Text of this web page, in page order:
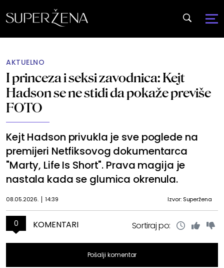
AKTUELNO
I princeza i seksi zavodnica: Kejt
Hadson se ne stidi da pokaže previše
FOTO
Kejt Hadson privukla je sve poglede na
premijeri Netfiksovog dokumentarca
"Marty, Life Is Short". Prava magija je
nastala kada se glumica okrenula.
08.05.2026. 14:39 Izvor: Superžena
0 KOMENTARI Sortiraj po:
Pošalji komentar